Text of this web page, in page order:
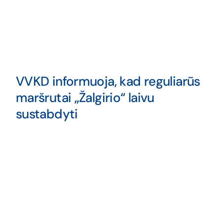
VVKD informuoja, kad reguliarūs
maršrutai „Žalgirio“ laivu
sustabdyti